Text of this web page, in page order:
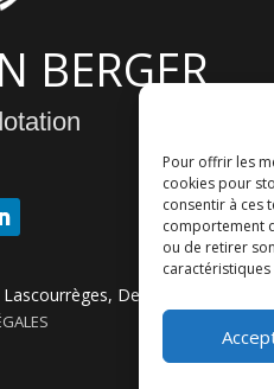
Pour offrir les
cookies pour
consentir à ces
comportement
ou de retirer
BERGER
Denis Allard & Gil